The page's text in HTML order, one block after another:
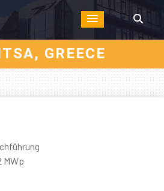
GREECE